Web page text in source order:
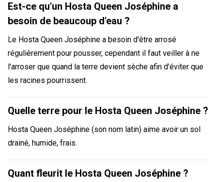
Est-ce qu'un Hosta Queen Joséphine a
besoin de beaucoup d'eau ?
Le Hosta Queen Joséphine a besoin d'être arrosé
régulièrement pour pousser, cependant il faut veiller à ne
l'arroser que quand la terre devient sèche afin d'éviter que
les racines pourrissent.
Quelle terre pour le Hosta Queen Joséphine ?
Hosta Queen Joséphine (son nom latin) aime avoir un sol
drainé, humide, frais.
Quant fleurit le Hosta Queen Joséphine ?